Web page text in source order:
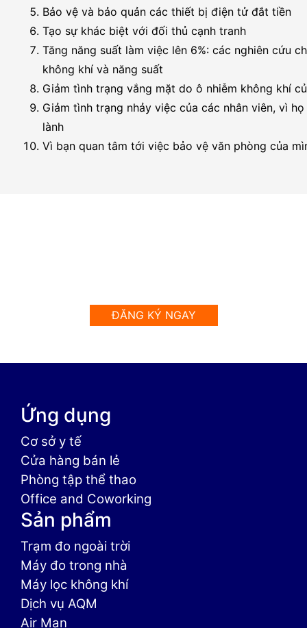
Bảo vệ và bảo quản các thiết bị điện tử đắt tiền
Tạo sự khác biệt với đối thủ cạnh tranh
Tăng năng suất làm việc lên 6%: các nghiên cứu
không khí và năng suất
Giảm tình trạng vắng mặt do ô nhiễm không khí
Giảm tình trạng nhảy việc của các nhân viên, vì
lành
Vì bạn quan tâm tới việc bảo vệ văn phòng của
ĐĂNG KÝ NGAY
Ứng dụng
Cơ sở y tế
Cửa hàng bán lẻ
Phòng tập thể thao
Office and Coworking
Sản phẩm
Trạm đo ngoài trời
Máy đo trong nhà
Máy lọc không khí
Dịch vụ AQM
Air Man